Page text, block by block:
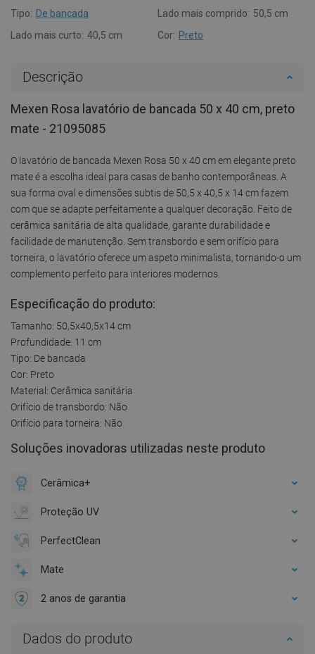
Tipo: De bancada Lado mais comprido: 50,5 cm
Lado mais curto: 40,5 cm Cor: Preto
Descrição
Mexen Rosa lavatório de bancada 50 x 40 cm, preto
mate - 21095085
O lavatório de bancada Mexen Rosa 50 x 40 cm em elegante preto
mate é a escolha ideal para casas de banho contemporâneas. A
sua forma oval e dimensões subtis de 50,5 x 40,5 x 14 cm fazem
com que se adapte perfeitamente a qualquer decoração. Feito de
cerâmica sanitária de alta qualidade, garante durabilidade e
facilidade de manutenção. Sem transbordo e sem orifício para
torneira, o lavatório oferece um aspeto minimalista, tornando-o um
complemento perfeito para interiores modernos.
Especificação do produto:
Tamanho: 50,5x40,5x14 cm
Profundidade: 11 cm
Tipo: De bancada
Cor: Preto
Material: Cerâmica sanitária
Orifício de transbordo: Não
Orifício para torneira: Não
Soluções inovadoras utilizadas neste produto
Cerâmica+
Proteção UV
PerfectClean
Mate
2 anos de garantia
Dados do produto